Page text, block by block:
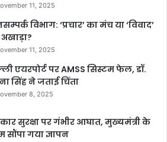
11, 2025
विभाग: ‘प्रचार’ का मंच या ‘विवाद’
11, 2025
एयरपोर्ट पर AMSS सिस्टम फेल, डॉ.
सिंह ने जताई चिंता
8, 2025
सुरक्षा पर गंभीर आघात, मुख्यमंत्री के
सौंपा गया ज्ञापन